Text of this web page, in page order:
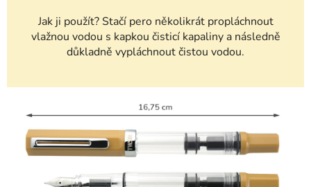
Jak ji použít? Stačí pero několikrát propláchnout
vlažnou vodou s kapkou čisticí kapaliny a následně
důkladně vypláchnout čistou vodou.